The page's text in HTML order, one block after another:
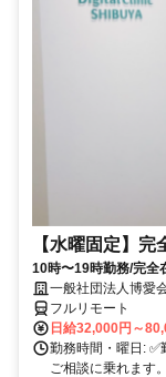
【水曜固定】
10時〜19時勤務/完全
業務一般社団法人博愛
フルリモート
日給32,000円～
勤務時間・曜日:
ご相談に乗れます。